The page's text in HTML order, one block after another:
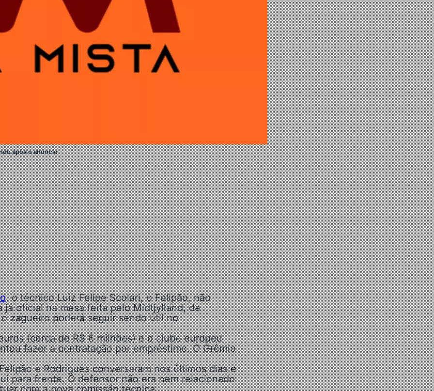
após o anúncio
, o técnico Luiz Felipe Scolari, o Felipão, não
oficial na mesa feita pelo Midtjylland, da
zagueiro poderá seguir sendo útil no
(cerca de R$ 6 milhões) e o clube europeu
fazer a contratação por empréstimo. O Grêmio
e Rodrigues conversaram nos últimos dias e
para frente. O defensor não era nem relacionado